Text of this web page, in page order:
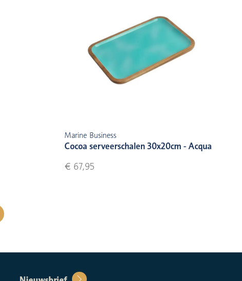
Marine Business
Cocoa serveerschalen 30x20cm - Acqua
€ 67,95